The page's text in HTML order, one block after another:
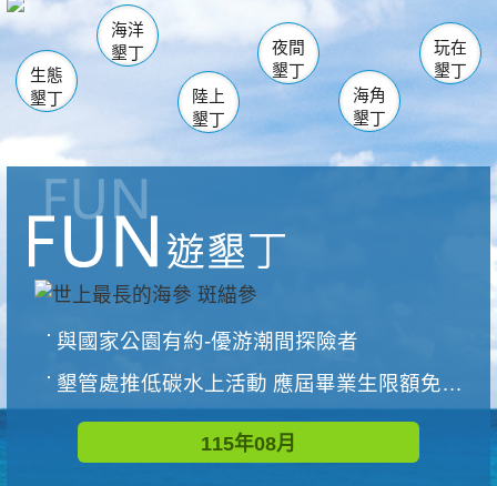
南仁湖
海生館
恆春 佳樂水
龍鑾潭自然中心 森林遊樂區
瓊麻館
關山 墾管處遊客中心
社頂公園 風吹沙
船帆石
白砂 龍磐公園
香蕉灣
砂島
鵝鑾鼻
生態
墾丁
海洋
墾丁
陸上
墾丁
夜間
墾丁
海角
墾丁
玩在
墾丁
與國家公園有約-優游潮間探險者
墾管處推低碳水上活動 應屆畢業生限額免費參加
115年08月